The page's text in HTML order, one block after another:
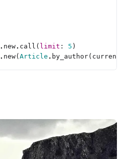
. new. call( limit : 5
. new( Article .